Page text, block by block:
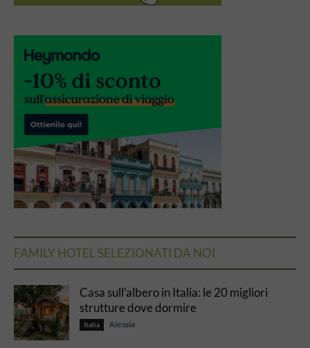
FAMILY HOTEL SELEZIONATI DA NOI
Casa sull’albero in Italia: le 20 migliori
strutture dove dormire
Italia Alessia